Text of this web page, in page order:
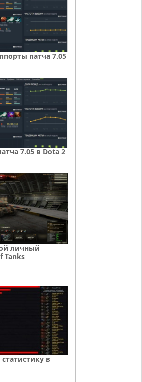
патча 7.05
7.05 в Dota 2
личный
Tanks
в